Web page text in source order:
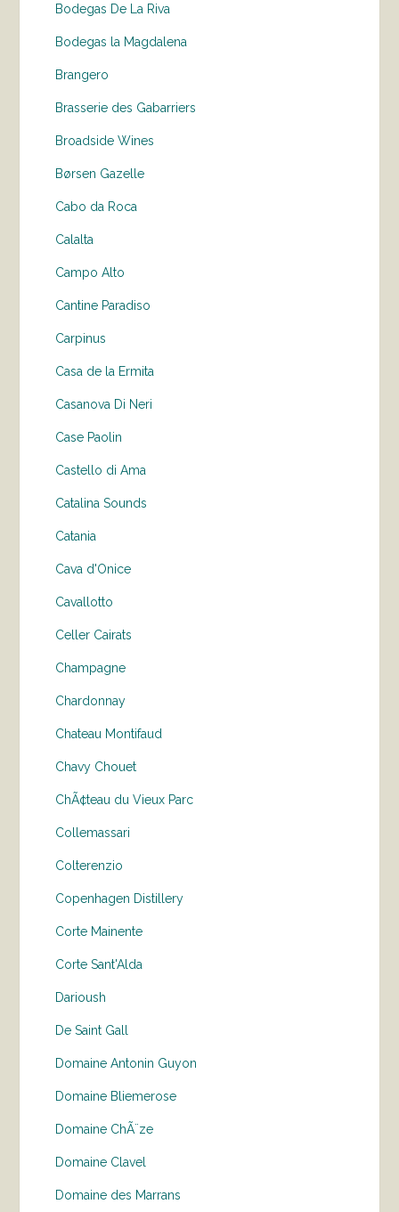
Bodegas De La Riva
Bodegas la Magdalena
Brangero
Brasserie des Gabarriers
Broadside Wines
Børsen Gazelle
Cabo da Roca
Calalta
Campo Alto
Cantine Paradiso
Carpinus
Casa de la Ermita
Casanova Di Neri
Case Paolin
Castello di Ama
Catalina Sounds
Catania
Cava d'Onice
Cavallotto
Celler Cairats
Champagne
Chardonnay
Chateau Montifaud
Chavy Chouet
ChÃ¢teau du Vieux Parc
Collemassari
Colterenzio
Copenhagen Distillery
Corte Mainente
Corte Sant'Alda
Darioush
De Saint Gall
Domaine Antonin Guyon
Domaine Bliemerose
Domaine ChÃ¨ze
Domaine Clavel
Domaine des Marrans